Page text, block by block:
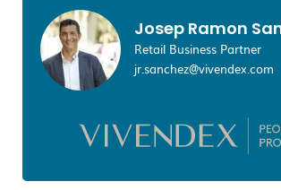
Josep Ramon
Retail Business Partner
jr.sanchez@vivendex.com